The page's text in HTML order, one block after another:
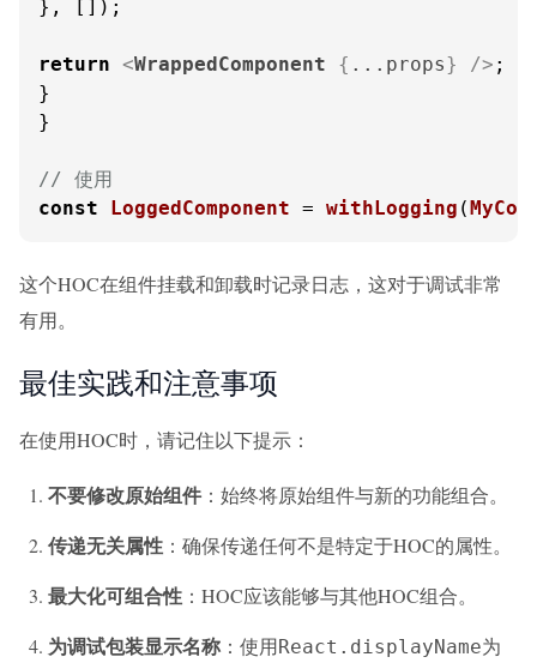
}, []);
return <WrappedComponent { ...props} /> ;
}
}
// 使用
const
LoggedComponent = withLogging (
这个HOC在组件挂载和卸载时记录日志，这对于调试非常
有用。
最佳实践和注意事项
在使用HOC时，请记住以下提示：
不要修改原始组件 ：始终将原始组件与新的功能组合。
传递无关属性 ：确保传递任何不是特定于HOC的属性。
最大化可组合性 ：HOC应该能够与其他HOC组合。
为调试包装显示名称 ：使用React.displayName为